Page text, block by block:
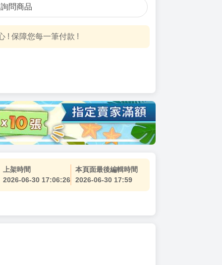
詢問商品
! 保障您每一筆付款 !